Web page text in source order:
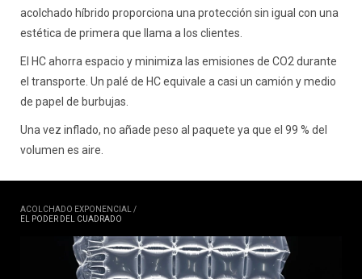
acolchado híbrido proporciona una protección sin igual con una
estética de primera que llama a los clientes.
El HC ahorra espacio y minimiza las emisiones de CO2 durante
el transporte. Un palé de HC equivale a casi un camión y medio
de papel de burbujas.
Una vez inflado, no añade peso al paquete ya que el 99 % del
volumen es aire.
ACOLCHADO EXPONENCIAL /
EL PODER DEL CUADRADO